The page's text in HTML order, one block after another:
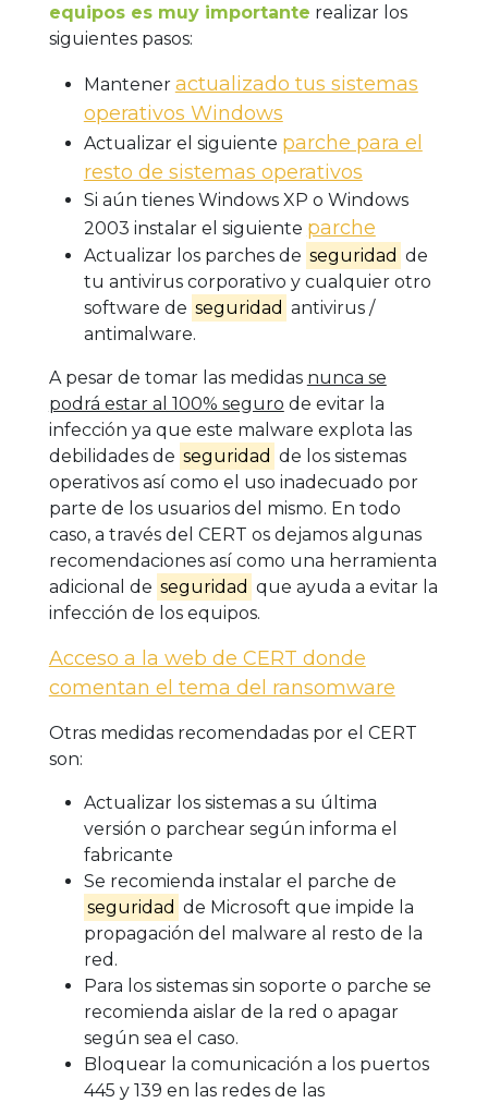
equipos es muy importante realizar los
siguientes pasos:
Mantener actualizado tus sistemas
operativos Windows
Actualizar el siguiente parche para el
resto de sistemas operativos
Si aún tienes Windows XP o Windows
2003 instalar el siguiente parche
Actualizar los parches de seguridad de
tu antivirus corporativo y cualquier otro
software de seguridad antivirus /
antimalware.
A pesar de tomar las medidas nunca se
podrá estar al 100% seguro de evitar la
infección ya que este malware explota las
debilidades de seguridad de los sistemas
operativos así como el uso inadecuado por
parte de los usuarios del mismo. En todo
caso, a través del CERT os dejamos algunas
recomendaciones así como una herramienta
adicional de seguridad que ayuda a evitar la
infección de los equipos.
Acceso a la web de CERT donde
comentan el tema del ransomware
Otras medidas recomendadas por el CERT
son:
Actualizar los sistemas a su última
versión o parchear según informa el
fabricante
Se recomienda instalar el parche de
seguridad de Microsoft que impide la
propagación del malware al resto de la
red.
Para los sistemas sin soporte o parche se
recomienda aislar de la red o apagar
según sea el caso.
Bloquear la comunicación a los puertos
445 y 139 en las redes de las